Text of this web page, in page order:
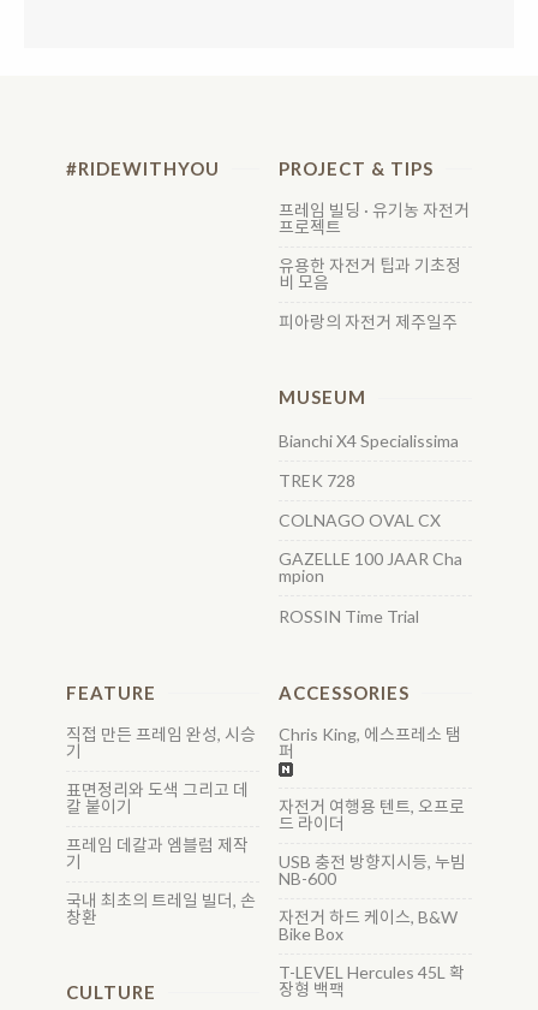
#RIDEWITHYOU PROJECT & TIPS
프레임 빌딩 · 유기농 자전거
프로젝트
유용한 자전거 팁과 기초정
비 모음
피아랑의 자전거 제주일주
MUSEUM
Bianchi X4 Specialissima
TREK 728
COLNAGO OVAL CX
GAZELLE 100 JAAR Cha
mpion
ROSSIN Time Trial
FEATURE
직접 만든 프레임 완성, 시승
기
표면정리와 도색 그리고 데
칼 붙이기
프레임 데칼과 엠블럼 제작
기
국내 최초의 트레일 빌더, 손
창환
CULTURE
ACCESSORIES
Chris King, 에스프레소 탬
퍼
자전거 여행용 텐트, 오프로
드 라이더
USB 충전 방향지시등, 누빔
NB-600
자전거 하드 케이스, B&W
Bike Box
T-LEVEL Hercules 45L 확
장형 백팩